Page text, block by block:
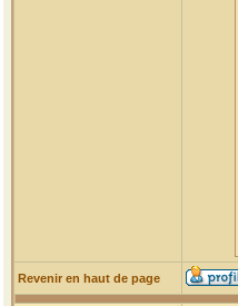
Revenir en haut de page